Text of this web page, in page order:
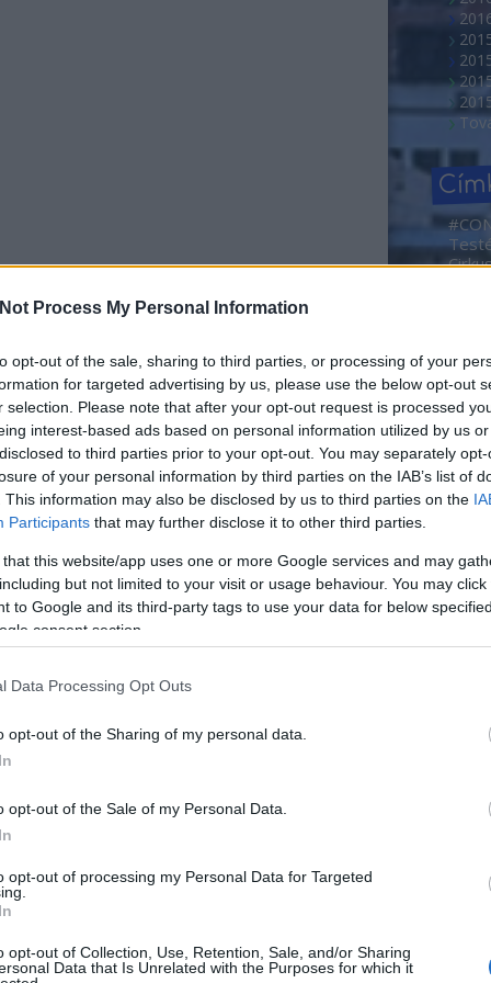
Process My Personal Information
opt-out of the sale, sharing to third parties, or processing of your
for targeted advertising by us, please use the below opt-out
selection. Please note that after your opt-out request is processed
interest-based ads based on personal information utilized by us
to third parties prior to your opt-out. You may separately
of your personal information by third parties on the IAB’s list of
This information may also be disclosed by us to third parties on the
Participants that may further disclose it to other third parties.
that this website/app uses one or more Google services and may
but not limited to your visit or usage behaviour. You may
to Google and its third-party tags to use your data for below
consent section.
Data Processing Opt Outs
opt-out of the Sharing of my personal data.
opt-out of the Sale of my Personal Data.
opt-out of processing my Personal Data for Targeted
opt-out of Collection, Use, Retention, Sale, and/or Sharing
Data that Is Unrelated with the Purposes for which it
és a ragyogó ifjú tehetség, Piti Emőke
Lehel, Petrik Andrea, Máté Gábor, Gyabronka
Eszter, valamint két svéd színész Roger
édesanyát Izrael egyik vezető színésze, Gila
alapjául szolgáló, világsikert aratott könyvet
AHajnali láz2015. december 17-én kerül a hazai
SZÓLJ HOZZÁ
projektek: a
siker nagyobb,
könnyebben
Teljes a 4. Friss
id/7871726
Dóra
Ada
Pure
Le
A
Focus